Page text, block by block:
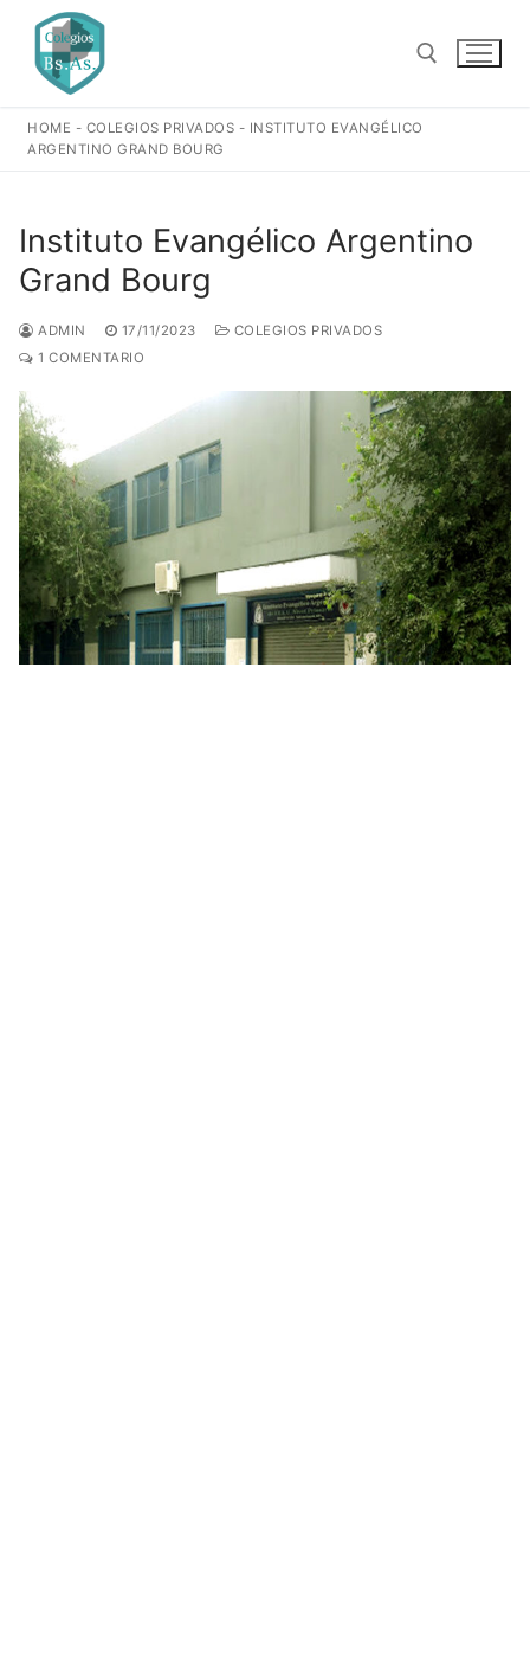
contenido
HOME - COLEGIOS PRIVADOS - INSTITUTO EVANGÉLICO
ARGENTINO GRAND BOURG
Instituto Evangélico Argentino
Grand Bourg
ADMIN 17/11/2023
COLEGIOS PRIVADOS
1 COMENTARIO